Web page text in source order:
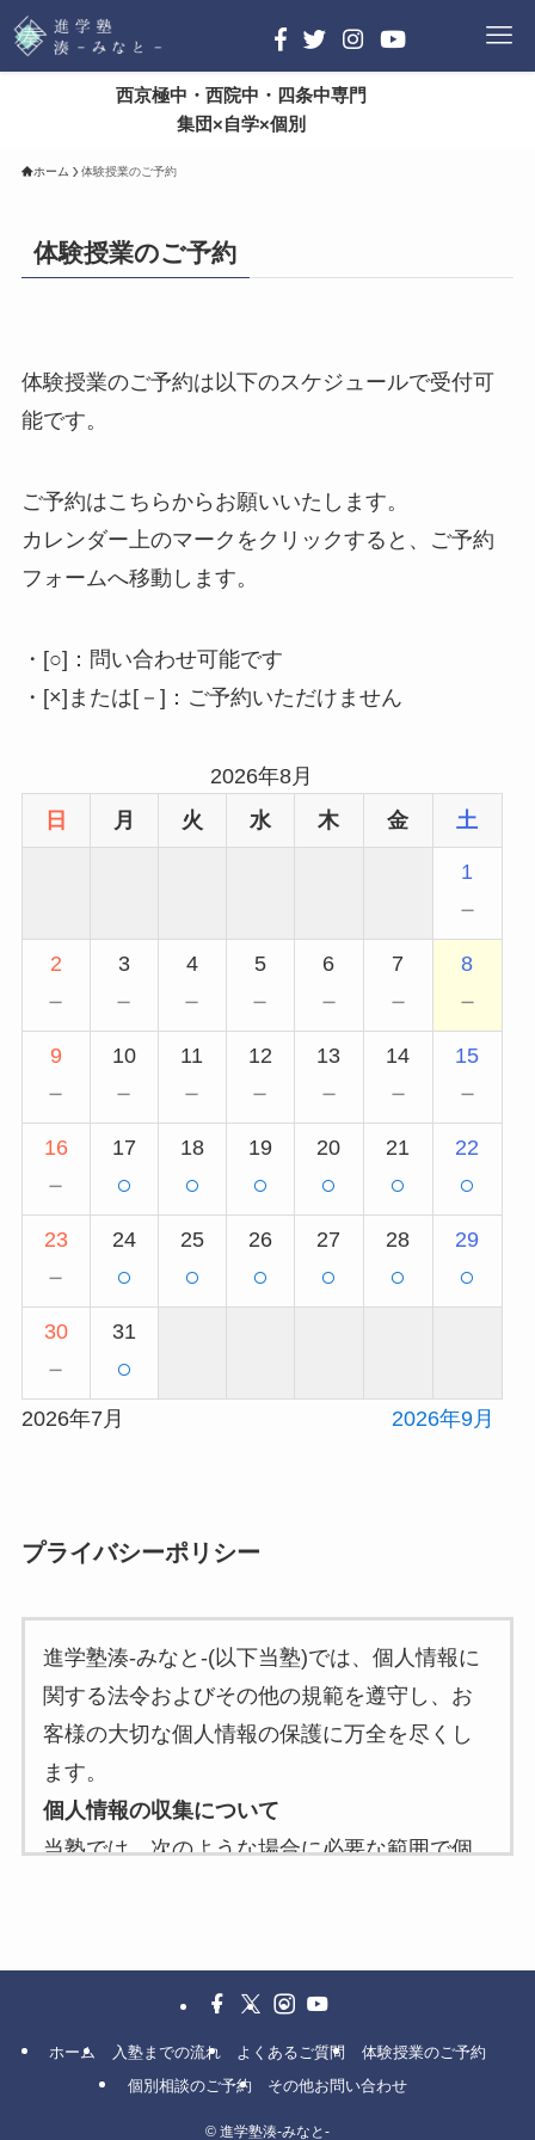
西京極中・西院中・四条中専門
集団×自学×個別
ホーム 体験授業のご予約
体験授業のご予約
体験授業のご予約は以下のスケジュールで受付可
能です。
ご予約はこちらからお願いいたします。
カレンダー上のマークをクリックすると、ご予約
フォームへ移動します。
・[○]：問い合わせ可能です
・[×]または[－]：ご予約いただけません
2026年8月
日
月 火 水 木 金 土
1
－
2
－
3
－
4
－
5
－
6
－
7
－
8
－
9
－
10
－
11
－
12
－
13
－
14
－
15
－
16
－
17
○
18
○
19
○
20
○
21
○
22
○
23
－
24
○
25
○
26
○
27
○
28
○
29
○
30
－
31
○
2026年7月 2026年9月
プライバシーポリシー
進学塾湊-みなと-(以下当塾)では、個人情報に
関する法令およびその他の規範を遵守し、お
客様の大切な個人情報の保護に万全を尽くし
ます。
個人情報の収集について
当塾では、次のような場合に必要な範囲で個
個人情報の利用目的について
当塾は、お客様から収集した個人情報を次の
目的で利用いたします。
お客様への連絡のため
ホーム 入塾までの流れ よくあるご質問
体験授業のご予約
個別相談のご予約
その他お問い合わせ
© 進学塾湊-みなと-